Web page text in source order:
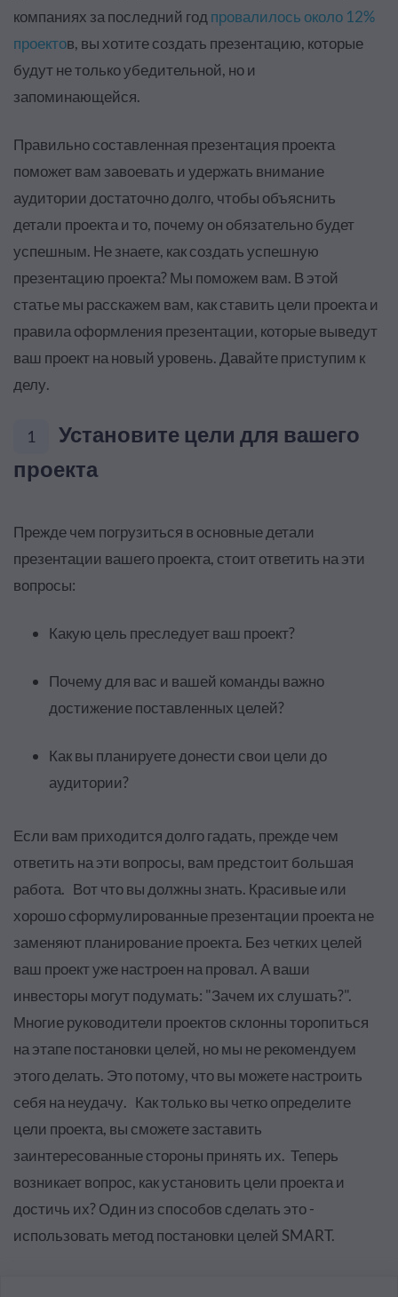
компаниях за последний год провалилось около 12%
проектов, вы хотите создать презентацию, которые
будут не только убедительной, но и
запоминающейся.
Правильно составленная презентация проекта
поможет вам завоевать и удержать внимание
аудитории достаточно долго, чтобы объяснить
детали проекта и то, почему он обязательно будет
успешным. Не знаете, как создать успешную
презентацию проекта? Мы поможем вам. В этой
статье мы расскажем вам, как ставить цели проекта и
правила оформления презентации, которые выведут
ваш проект на новый уровень. Давайте приступим к
делу.
1
Установите цели для вашего
проекта
Прежде чем погрузиться в основные детали
презентации вашего проекта, стоит ответить на эти
вопросы:
Какую цель преследует ваш проект?
Почему для вас и вашей команды важно
достижение поставленных целей?
Как вы планируете донести свои цели до
аудитории?
Если вам приходится долго гадать, прежде чем
ответить на эти вопросы, вам предстоит большая
работа. Вот что вы должны знать. Красивые или
хорошо сформулированные презентации проекта не
заменяют планирование проекта. Без четких целей
ваш проект уже настроен на провал. А ваши
инвесторы могут подумать: "Зачем их слушать?".
Многие руководители проектов склонны торопиться
на этапе постановки целей, но мы не рекомендуем
этого делать. Это потому, что вы можете настроить
себя на неудачу. Как только вы четко определите
цели проекта, вы сможете заставить
заинтересованные стороны принять их. Теперь
возникает вопрос, как установить цели проекта и
достичь их? Один из способов сделать это -
использовать метод постановки целей SMART.